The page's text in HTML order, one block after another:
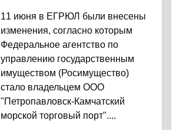
11 июня в ЕГРЮЛ были внесены
изменения, согласно которым
Федеральное агентство по
управлению государственным
имуществом (Росимущество)
стало владельцем ООО
"Петропавловск-Камчатский
морской торговый порт"....